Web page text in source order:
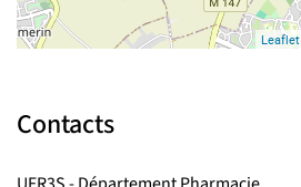
Leaflet
Contacts